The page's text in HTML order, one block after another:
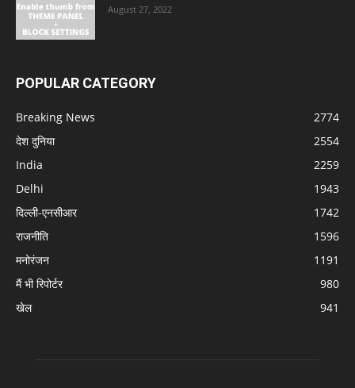
August 27, 2022
POPULAR CATEGORY
Breaking News
2774
देश दुनिया
2554
India
2259
Delhi
1943
दिल्ली-एनसीआर
1742
राजनीति
1596
मनोरंजन
1191
मैं भी रिपोर्टर
980
खेल
941